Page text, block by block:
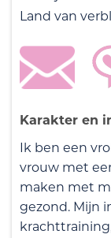
Land van
Karakter en
Ik ben een
vrouw met
maken met
gezond. Mijn